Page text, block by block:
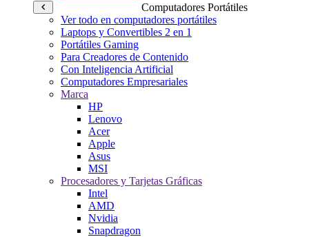
Computadores Portátiles
Ver todo en computadores portátiles
Laptops y Convertibles 2 en 1
Portátiles Gaming
Para Creadores de Contenido
Con Inteligencia Artificial
Computadores Empresariales
Marca
HP
Lenovo
Acer
Apple
Asus
MSI
Procesadores y Tarjetas Gráficas
Intel
AMD
Nvidia
Snapdragon